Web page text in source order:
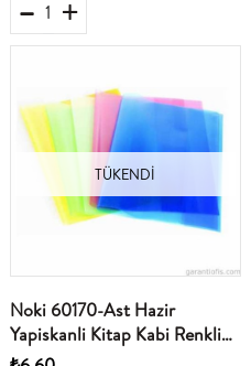
TÜKENDI
Noki 60170-Ast Hazir
Yapiskanli Kitap Kabi Renkli
Adet